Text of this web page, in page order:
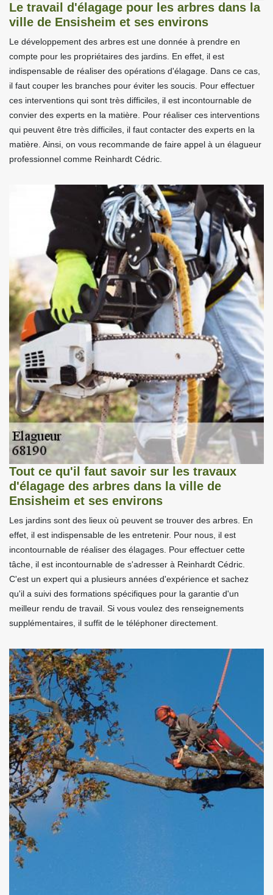
Le travail d'élagage pour les arbres dans la
ville de Ensisheim et ses environs
Le développement des arbres est une donnée à prendre en
compte pour les propriétaires des jardins. En effet, il est
indispensable de réaliser des opérations d'élagage. Dans ce cas,
il faut couper les branches pour éviter les soucis. Pour effectuer
ces interventions qui sont très difficiles, il est incontournable de
convier des experts en la matière. Pour réaliser ces interventions
qui peuvent être très difficiles, il faut contacter des experts en la
matière. Ainsi, on vous recommande de faire appel à un élagueur
professionnel comme Reinhardt Cédric.
Tout ce qu'il faut savoir sur les travaux
d'élagage des arbres dans la ville de
Ensisheim et ses environs
Les jardins sont des lieux où peuvent se trouver des arbres. En
effet, il est indispensable de les entretenir. Pour nous, il est
incontournable de réaliser des élagages. Pour effectuer cette
tâche, il est incontournable de s'adresser à Reinhardt Cédric.
C'est un expert qui a plusieurs années d'expérience et sachez
qu'il a suivi des formations spécifiques pour la garantie d'un
meilleur rendu de travail. Si vous voulez des renseignements
supplémentaires, il suffit de le téléphoner directement.